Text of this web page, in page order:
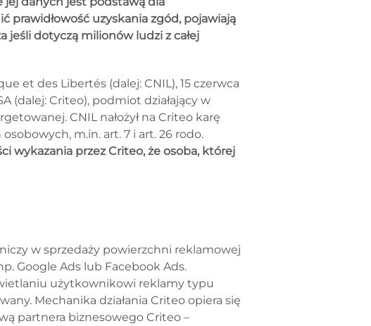
uzyskania zgód, pojawiają
jeśli dotyczą milionów ludzi z całej
et des Libertés (dalej: CNIL), 15 czerwca
(dalej: Criteo), podmiot działający w
CNIL nałożył na Criteo karę
m.in. art. 7 i art. 26 rodo.
wykazania przez Criteo, że osoba, której
w sprzedaży powierzchni reklamowej
Google Ads lub Facebook Ads.
użytkownikowi reklamy typu
Mechanika działania Criteo opiera się
partnera biznesowego Criteo –